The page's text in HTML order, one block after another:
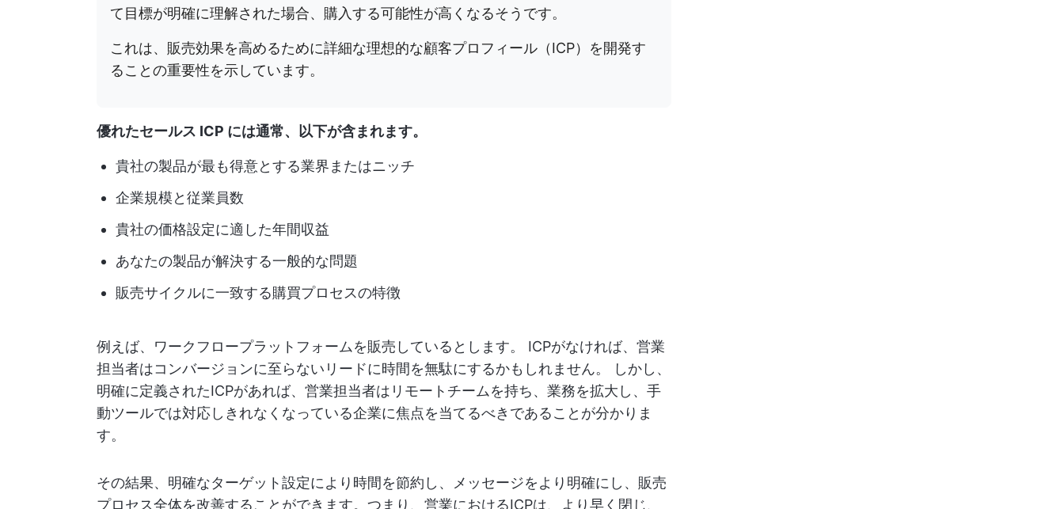
て目標が明確に理解された場合、購入する可能性が高くなるそうです。
これは、販売効果を高めるために詳細な理想的な顧客プロフィール（ICP）を開発す
ることの重要性を示しています。
優れたセールス ICP には通常、以下が含まれます。
貴社の製品が最も得意とする業界またはニッチ
企業規模と従業員数
貴社の価格設定に適した年間収益
あなたの製品が解決する一般的な問題
販売サイクルに一致する購買プロセスの特徴
例えば、ワークフロープラットフォームを販売しているとします。 ICPがなければ、営業
担当者はコンバージョンに至らないリードに時間を無駄にするかもしれません。 しかし、
明確に定義されたICPがあれば、営業担当者はリモートチームを持ち、業務を拡大し、手
動ツールでは対応しきれなくなっている企業に焦点を当てるべきであることが分かりま
す。
その結果、明確なターゲット設定により時間を節約し、メッセージをより明確にし、販売
プロセス全体を改善することができます。つまり、営業におけるICPは、より早く閉じ、